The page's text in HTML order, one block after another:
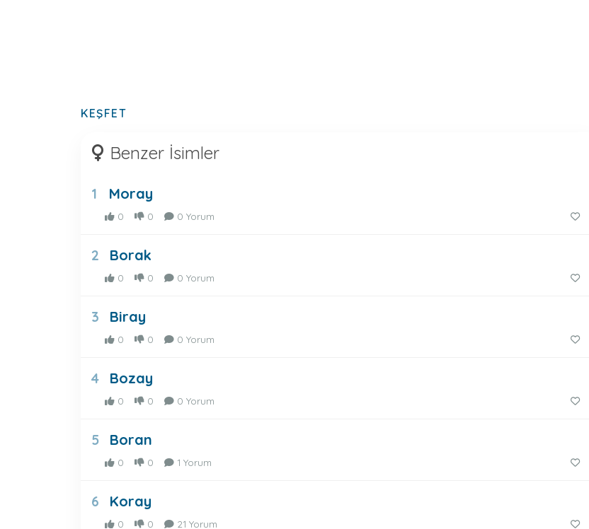
KEŞFET
Benzer İsimler
1 Moray
0 0 0 Yorum
2 Borak
0 0 0 Yorum
3 Biray
0 0 0 Yorum
4 Bozay
0 0 0 Yorum
5 Boran
0 0 1 Yorum
6 Koray
0 0 21 Yorum